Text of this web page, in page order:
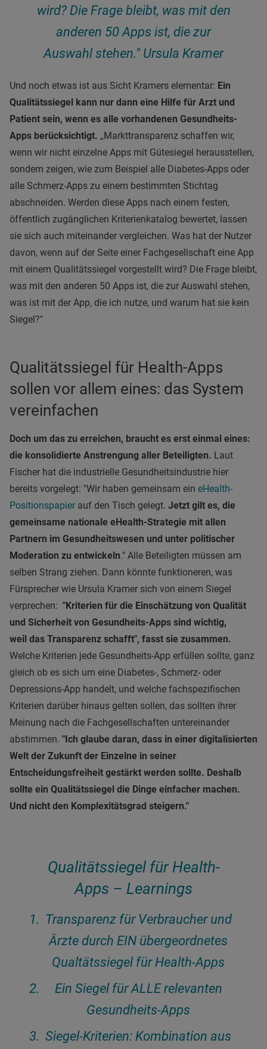
wird? Die Frage bleibt, was mit den
anderen 50 Apps ist, die zur
Auswahl stehen." Ursula Kramer
Und noch etwas ist aus Sicht Kramers elementar: Ein
Qualitätssiegel kann nur dann eine Hilfe für Arzt und
Patient sein, wenn es alle vorhandenen Gesundheits-
Apps berücksichtigt. „Markttransparenz schaffen wir,
wenn wir nicht einzelne Apps mit Gütesiegel herausstellen,
sondern zeigen, wie zum Beispiel alle Diabetes-Apps oder
alle Schmerz-Apps zu einem bestimmten Stichtag
abschneiden. Werden diese Apps nach einem festen,
öffentlich zugänglichen Kriterienkatalog bewertet, lassen
sie sich auch miteinander vergleichen. Was hat der Nutzer
davon, wenn auf der Seite einer Fachgesellschaft eine App
mit einem Qualitätssiegel vorgestellt wird? Die Frage bleibt,
was mit den anderen 50 Apps ist, die zur Auswahl stehen,
was ist mit der App, die ich nutze, und warum hat sie kein
Siegel?"
Qualitätssiegel für Health-Apps
sollen vor allem eines: das System
vereinfachen
Doch um das zu erreichen, braucht es erst einmal eines:
die konsolidierte Anstrengung aller Beteiligten. Laut
Fischer hat die industrielle Gesundheitsindustrie hier
bereits vorgelegt: "Wir haben gemeinsam ein eHealth-
Positionspapier auf den Tisch gelegt. Jetzt gilt es, die
gemeinsame nationale eHealth-Strategie mit allen
Partnern im Gesundheitswesen und unter politischer
Moderation zu entwickeln." Alle Beteiligten müssen am
selben Strang ziehen. Dann könnte funktioneren, was
Fürsprecher wie Ursula Kramer sich von einem Siegel
verprechen: "Kriterien für die Einschätzung von Qualität
und Sicherheit von Gesundheits-Apps sind wichtig,
weil das Transparenz schafft", fasst sie zusammen.
Welche Kriterien jede Gesundheits-App erfüllen sollte, ganz
gleich ob es sich um eine Diabetes-, Schmerz- oder
Depressions-App handelt, und welche fachspezifischen
Kriterien darüber hinaus gelten sollen, das sollten ihrer
Meinung nach die Fachgesellschaften untereinander
abstimmen. "Ich glaube daran, dass in einer digitalisierten
Welt der Zukunft der Einzelne in seiner
Entscheidungsfreiheit gestärkt werden sollte. Deshalb
sollte ein Qualitätssiegel die Dinge einfacher machen.
Und nicht den Komplexitätsgrad steigern."
Qualitätssiegel für Health-
Apps – Learnings
Transparenz für Verbraucher und
Ärzte durch EIN übergeordnetes
Qualtätssiegel für Health-Apps
Ein Siegel für ALLE relevanten
Gesundheits-Apps
Siegel-Kriterien: Kombination aus